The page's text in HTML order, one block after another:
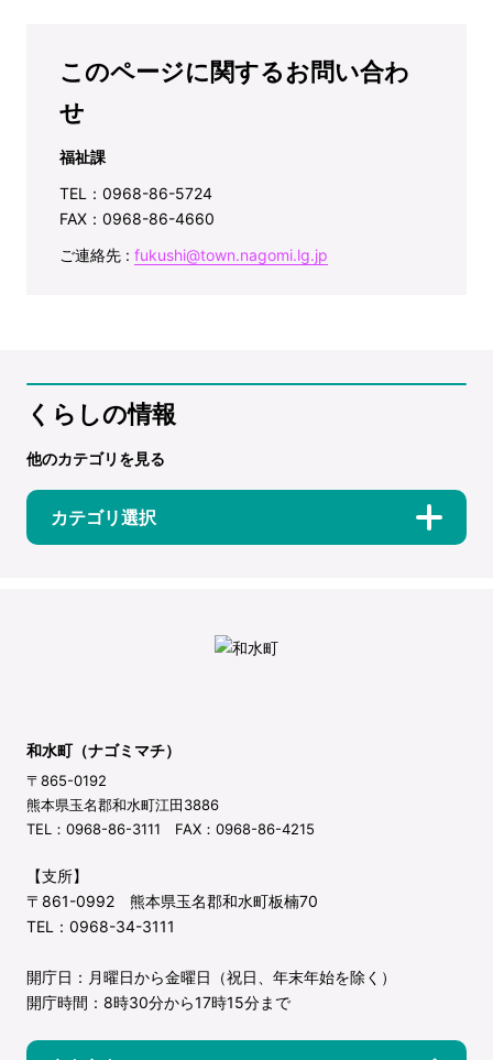
このページに関するお問い合わ
せ
福祉課
TEL：0968-86-5724
FAX：0968-86-4660
ご連絡先 : fukushi@town.nagomi.lg.jp
くらしの情報
他のカテゴリを見る
カテゴリ選択
和水町（ナゴミマチ）
〒865-0192
熊本県玉名郡和水町江田3886
TEL：0968-86-3111 FAX：0968-86-4215
【支所】
〒861-0992 熊本県玉名郡和水町板楠70
TEL：0968-34-3111
開庁日：月曜日から金曜日（祝日、年末年始を除く）
開庁時間：8時30分から17時15分まで